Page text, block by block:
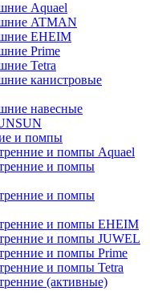
Aquael
ATMAN
EHEIM
Prime
Tetra
канистровые
навесные
и помпы
и помпы Aquael
и помпы
и помпы
и помпы EHEIM
и помпы JUWEL
и помпы Prime
и помпы Tetra
(активные)